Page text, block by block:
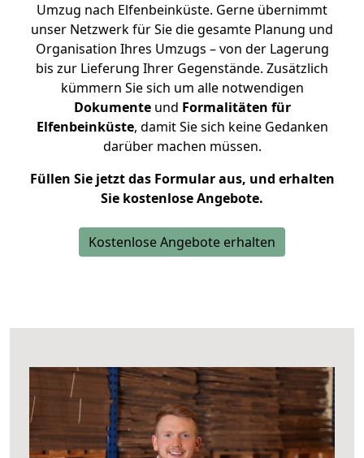
Umzug nach Elfenbeinküste. Gerne übernimmt
unser Netzwerk für Sie die gesamte Planung und
Organisation Ihres Umzugs – von der Lagerung
bis zur Lieferung Ihrer Gegenstände. Zusätzlich
kümmern Sie sich um alle notwendigen
Dokumenteund Formalitäten für
Elfenbeinküste, damit Sie sich keine Gedanken
darüber machen müssen.
Füllen Sie jetzt das Formular aus, und erhalten
Sie kostenlose Angebote.
Kostenlose Angebote erhalten